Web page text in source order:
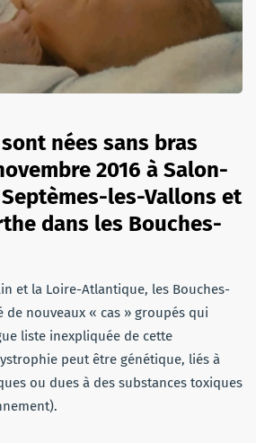
nées sans bras
2016 à Salon-
les-Vallons et
dans les Bouches-
et la Loire-Atlantique, les Bouches-
de nouveaux « cas » groupés qui
liste inexpliquée de cette
peut être génétique, liés à
ou dues à des substances toxiques